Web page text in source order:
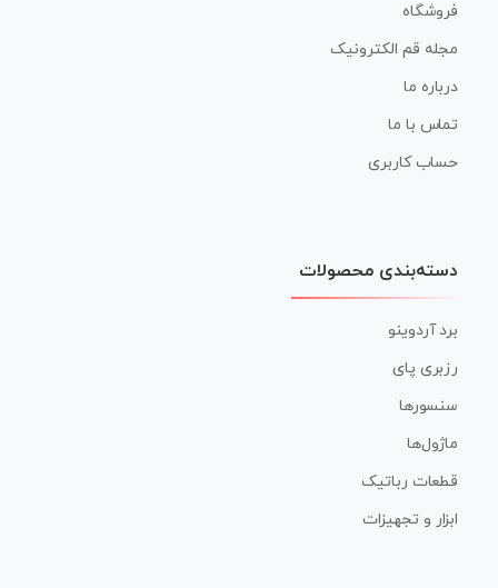
فروشگاه
مجله قم الکترونیک
درباره ما
تماس با ما
حساب کاربری
دسته‌بندی محصولات
برد آردوینو
رزبری پای
سنسورها
ماژول‌ها
قطعات رباتیک
ابزار و تجهیزات